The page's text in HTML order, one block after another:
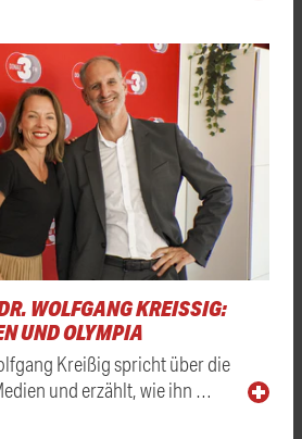
WOLFGANG KREISSIG: Z
UND OLYMPIA
Kreißig spricht über die
und erzählt, wie ihn …